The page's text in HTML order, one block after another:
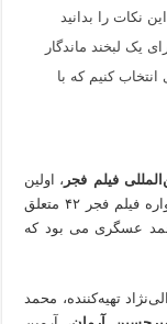
نکات را بدانید
یک لبخند ماندگار
کنیم که با
فیلم فجر ، اولین
نشست رسانه‌ای در هفتمین روز از برگزاری جشنواره فیلم فجر ۴۲ متعلق
عسگری می بود که
تهیه‌کننده، محمد